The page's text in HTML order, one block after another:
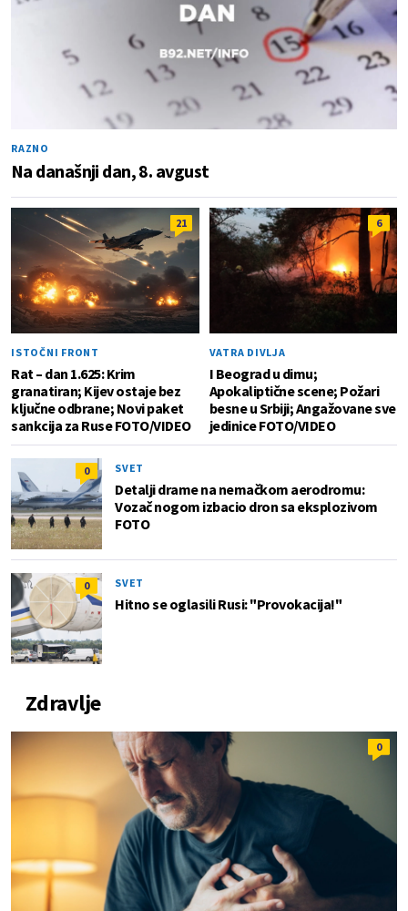
RAZNO
Na današnji dan, 8. avgust
21
ISTOČNI FRONT
Rat – dan 1.625: Krim
granatiran; Kijev ostaje bez
ključne odbrane; Novi paket
sankcija za Ruse FOTO/VIDEO
6
VATRA DIVLJA
I Beograd u dimu;
Apokaliptične scene; Požari
besne u Srbiji; Angažovane sve
jedinice FOTO/VIDEO
0 SVET
Detalji drame na nemačkom aerodromu:
Vozač nogom izbacio dron sa eksplozivom
FOTO
0 SVET
Hitno se oglasili Rusi: "Provokacija!"
Zdravlje
0